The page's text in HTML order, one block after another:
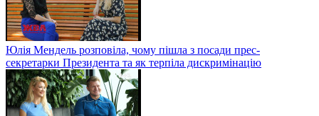
Юлія Мендель розповіла, чому пішла з посади прес-
секретарки Президента та як терпіла дискримінацію